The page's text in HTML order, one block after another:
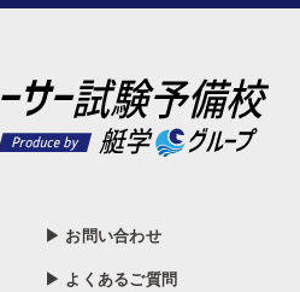
▶ お問い合わせ
▶ よくあるご質問